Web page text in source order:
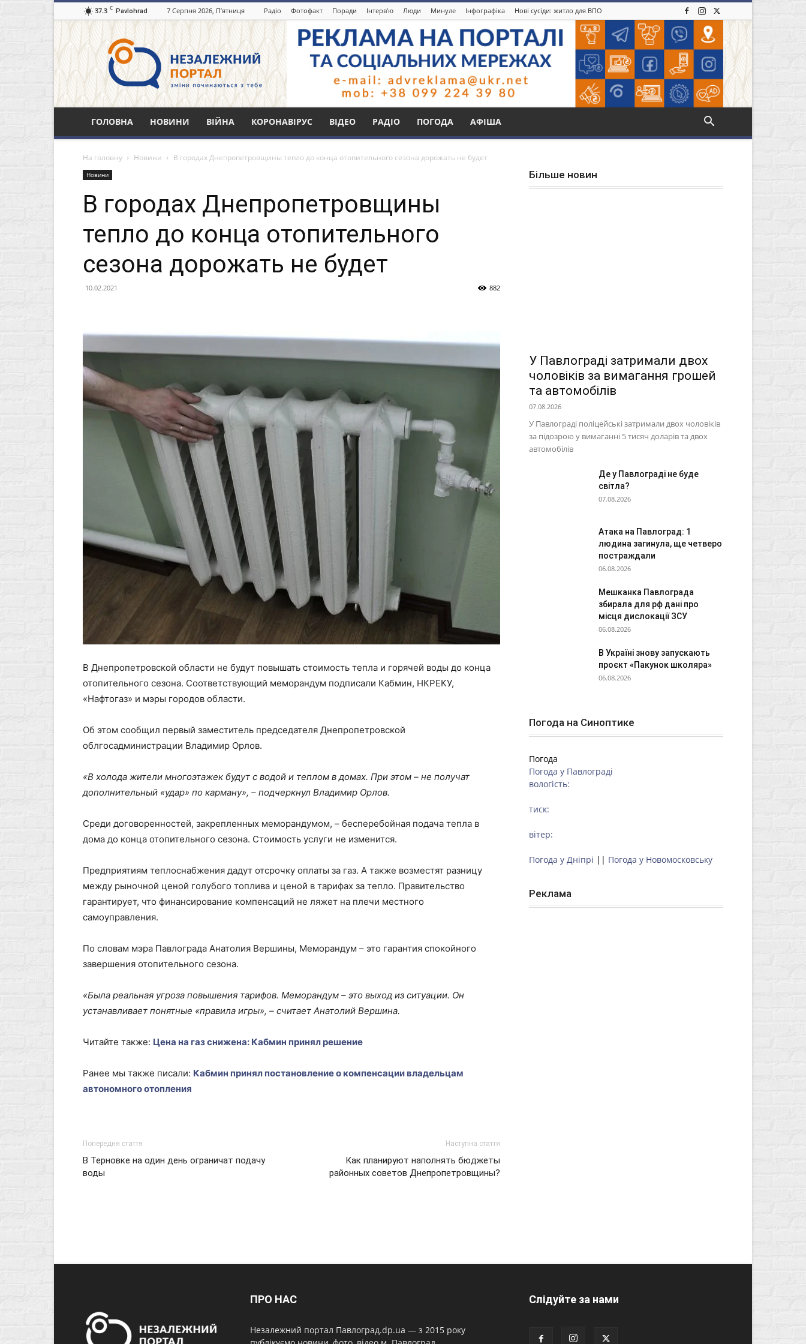
37.3 C Pavlohrad 7 Серпня 2026, П’ятниця Радіо Фотофакт Поради Інтерв’ю Люди Минуле Інфографіка Нові сусіди: житло для ВПО
Незалежний
портал
Павлоград.dp.ua
ГОЛОВНА НОВИНИ ВІЙНА КОРОНАВІРУС ВІДЕО РАДІО ПОГОДА АФІША
На головну Новини В городах Днепропетровщины тепло до конца отопительного сезона дорожать не будет
Новини
В городах Днепропетровщины
тепло до конца отопительного
сезона дорожать не будет
10.02.2021 882
В Днепропетровской области не будут повышать стоимость тепла и горячей воды до конца
отопительного сезона. Соответствующий меморандум подписали Кабмин, НКРЕКУ,
«Нафтогаз» и мэры городов области.
Об этом сообщил первый заместитель председателя Днепропетровской
облгосадминистрации Владимир Орлов.
«В холода жители многоэтажек будут с водой и теплом в домах. При этом – не получат
дополнительный «удар» по карману», – подчеркнул Владимир Орлов.
Среди договоренностей, закрепленных меморандумом, – бесперебойная подача тепла в
дома до конца отопительного сезона. Стоимость услуги не изменится.
Предприятиям теплоснабжения дадут отсрочку оплаты за газ. А также возместят разницу
между рыночной ценой голубого топлива и ценой в тарифах за тепло. Правительство
гарантирует, что финансирование компенсаций не ляжет на плечи местного
самоуправления.
По словам мэра Павлограда Анатолия Вершины, Меморандум – это гарантия спокойного
завершения отопительного сезона.
«Была реальная угроза повышения тарифов. Меморандум – это выход из ситуации. Он
устанавливает понятные «правила игры», – считает Анатолий Вершина.
Читайте также: Цена на газ снижена: Кабмин принял решение
Ранее мы также писали: Кабмин принял постановление о компенсации владельцам
автономного отопления
Попередня стаття
В Терновке на один день ограничат подачу
воды
Наступна стаття
Как планируют наполнять бюджеты
районных советов Днепропетровщины?
Більше новин
У Павлограді затримали двох
чоловіків за вимагання грошей
та автомобілів
07.08.2026
У Павлограді поліцейські затримали двох чоловіків
за підозрою у вимаганні 5 тисяч доларів та двох
автомобілів
Де у Павлограді не буде
світла?
07.08.2026
Атака на Павлоград: 1
людина загинула, ще четверо
постраждали
06.08.2026
Мешканка Павлограда
збирала для рф дані про
місця дислокації ЗСУ
06.08.2026
В Україні знову запускають
проєкт «Пакунок школяра»
06.08.2026
Погода на Синоптике
Погода
Погода у Павлограді
вологість:
тиск:
вітер:
Погода у Дніпрі || Погода у Новомосковську
Реклама
ПРО НАС
Незалежний портал Павлоград.dp.ua — з 2015 року
Слідуйте за нами